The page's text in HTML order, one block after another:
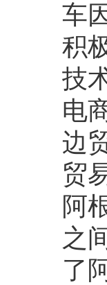
车
积
技
电
边
贸
阿
之
了